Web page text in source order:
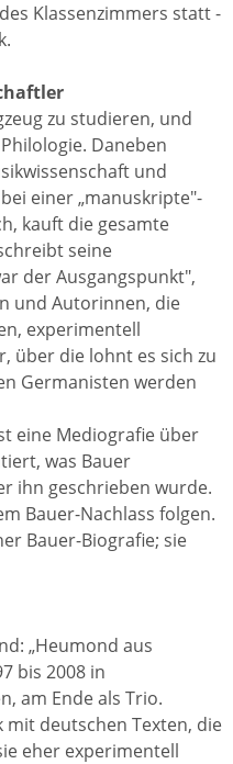
Klassenzimmers statt -
zu studieren, und
Daneben
und
einer „manuskripte"-
kauft die gesamte
seine
der Ausgangspunkt",
und Autorinnen, die
experimentell
über die lohnt es sich zu
Germanisten werden
eine Mediografie über
was Bauer
ihn geschrieben wurde.
Bauer-Nachlass folgen.
Bauer-Biografie; sie
„Heumond aus
bis 2008 in
am Ende als Trio.
mit deutschen Texten, die
eher experimentell